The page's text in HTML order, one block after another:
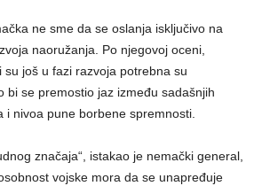
ne sme da se oslanja isključivo na
naoružanja. Po njegovoj oceni,
su još u fazi razvoja potrebna su
bi se premostio jaz između sadašnjih
i nivoa pune borbene spremnosti.
značaja“, istakao je nemački general,
vojske mora da se unapređuje